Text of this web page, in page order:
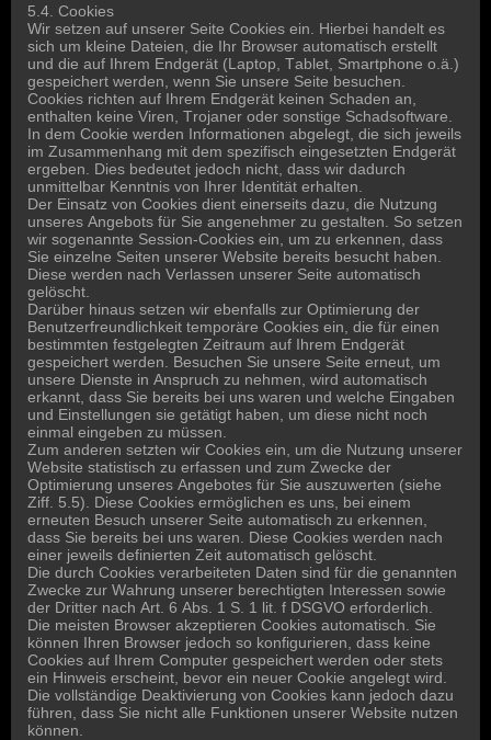
5.4. Cookies
Wir setzen auf unserer Seite Cookies ein. Hierbei handelt es
sich um kleine Dateien, die Ihr Browser automatisch erstellt
und die auf Ihrem Endgerät (Laptop, Tablet, Smartphone o.ä.)
gespeichert werden, wenn Sie unsere Seite besuchen.
Cookies richten auf Ihrem Endgerät keinen Schaden an,
enthalten keine Viren, Trojaner oder sonstige Schadsoftware.
In dem Cookie werden Informationen abgelegt, die sich jeweils
im Zusammenhang mit dem spezifisch eingesetzten Endgerät
ergeben. Dies bedeutet jedoch nicht, dass wir dadurch
unmittelbar Kenntnis von Ihrer Identität erhalten.
Der Einsatz von Cookies dient einerseits dazu, die Nutzung
unseres Angebots für Sie angenehmer zu gestalten. So setzen
wir sogenannte Session-Cookies ein, um zu erkennen, dass
Sie einzelne Seiten unserer Website bereits besucht haben.
Diese werden nach Verlassen unserer Seite automatisch
gelöscht.
Darüber hinaus setzen wir ebenfalls zur Optimierung der
Benutzerfreundlichkeit temporäre Cookies ein, die für einen
bestimmten festgelegten Zeitraum auf Ihrem Endgerät
gespeichert werden. Besuchen Sie unsere Seite erneut, um
unsere Dienste in Anspruch zu nehmen, wird automatisch
erkannt, dass Sie bereits bei uns waren und welche Eingaben
und Einstellungen sie getätigt haben, um diese nicht noch
einmal eingeben zu müssen.
Zum anderen setzten wir Cookies ein, um die Nutzung unserer
Website statistisch zu erfassen und zum Zwecke der
Optimierung unseres Angebotes für Sie auszuwerten (siehe
Ziff. 5.5). Diese Cookies ermöglichen es uns, bei einem
erneuten Besuch unserer Seite automatisch zu erkennen,
dass Sie bereits bei uns waren. Diese Cookies werden nach
einer jeweils definierten Zeit automatisch gelöscht.
Die durch Cookies verarbeiteten Daten sind für die genannten
Zwecke zur Wahrung unserer berechtigten Interessen sowie
der Dritter nach Art. 6 Abs. 1 S. 1 lit. f DSGVO erforderlich.
Die meisten Browser akzeptieren Cookies automatisch. Sie
können Ihren Browser jedoch so konfigurieren, dass keine
Cookies auf Ihrem Computer gespeichert werden oder stets
ein Hinweis erscheint, bevor ein neuer Cookie angelegt wird.
Die vollständige Deaktivierung von Cookies kann jedoch dazu
führen, dass Sie nicht alle Funktionen unserer Website nutzen
können.